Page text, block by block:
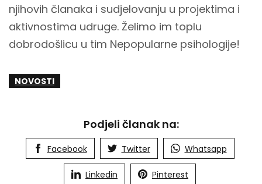
njihovih članaka i sudjelovanju u projektima i
aktivnostima udruge. Želimo im toplu
dobrodošlicu u tim Nepopularne psihologije!
NOVOSTI
Podjeli članak na:
Facebook Twitter Whatsapp
Linkedin Pinterest